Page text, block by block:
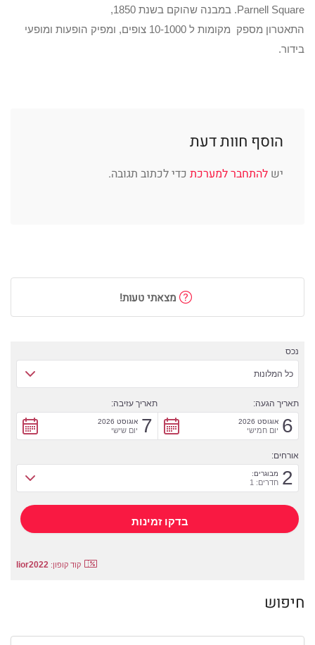
Parnell Square. במבנה שהוקם בשנת 1850,
התאטרון מספק מקומות ל 10-1000 צופים, ומפיק הופעות ומופעי
בידור.
הוסף חוות דעת
יש להתחבר למערכת כדי לכתוב תגובה.
מצאתי טעות!
נכס
כל המלונות
תאריך הגעה:
6 אוגוסט 2026
יום חמישי
תאריך עזיבה:
7 אוגוסט 2026
יום שישי
אורחים:
2 מבוגרים:
חדרים: 1
קוד קופון: lior2022
חיפוש